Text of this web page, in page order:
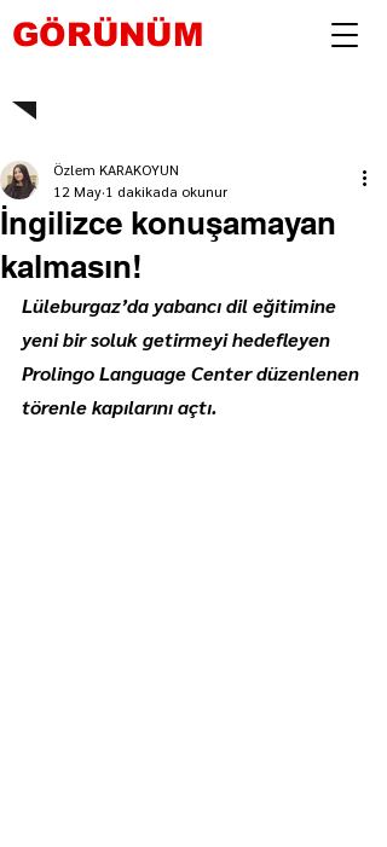
GÖRÜNÜM
İngilizce konuşamayan
kalmasın!
Özlem KARAKOYUN
12 May 1 dakikada okunur
Lüleburgaz’da yabancı dil eğitimine
yeni bir soluk getirmeyi hedefleyen
Prolingo Language Center düzenlenen
törenle kapılarını açtı.